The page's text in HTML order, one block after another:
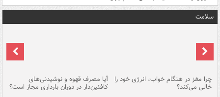
سلامت
چرا مغز در هنگام خواب، انرژی خود را
خالی می‌کند؟
آیا مصرف قهوه و نوشیدنی‌های
کافئین‌دار در دوران بارداری مجاز است؟